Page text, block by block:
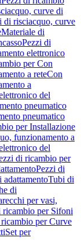
curve di
di risciacquo, curve
Materiale di
Pezzi di
elettronico
per Con
a reteCon
a
del
pneumatico
pneumatico
per Installazione
funzionamento a
del
di ricambio per
Pezzi di
Tubi di
di
per vasi,
ricambio per Sifoni
per Curve
Set per